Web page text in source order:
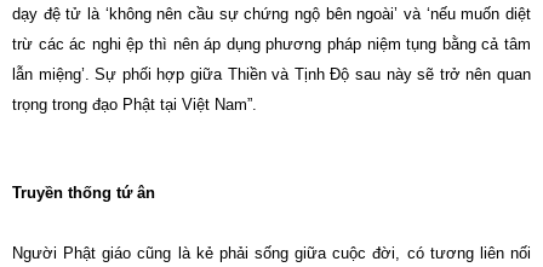
dạy đệ tử là ‘không nên cầu sự chứng ngộ bên ngoài’ và ‘nếu muốn diệt
trừ các ác nghi ệp thì nên áp dụng phương pháp niệm tụng bằng cả tâm
lẫn miệng’. Sự phối hợp giữa Thiền và Tịnh Ðộ sau này sẽ trở nên quan
trọng trong đạo Phật tại Việt Nam”.
Truyền thống tứ ân
Người Phật giáo cũng là kẻ phải sống giữa cuộc đời, có tương liên nối